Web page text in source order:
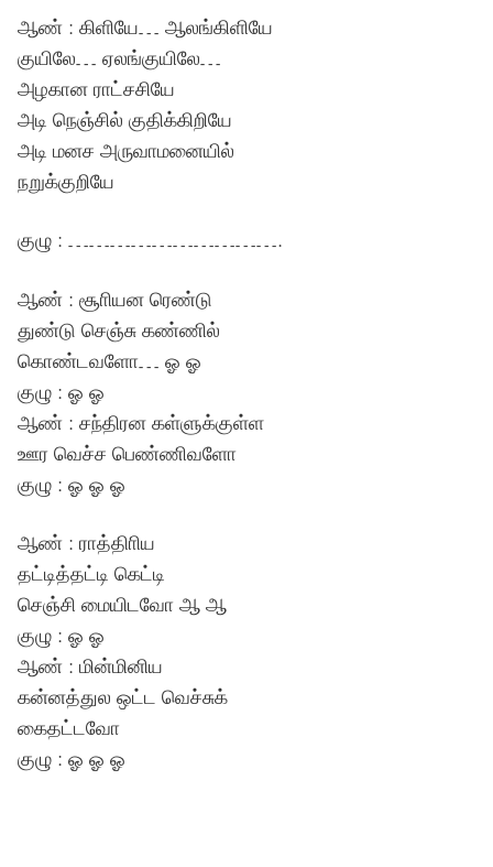
ஆண் : கிளியே… ஆலங்கிளியே
குயிலே… ஏலங்குயிலே…
அழகான ராட்சசியே
அடி நெஞ்சில் குதிக்கிறியே
அடி மனச அருவாமனையில்
நறுக்குறியே
குழு : ………………………….
ஆண் : சூாியன ரெண்டு
துண்டு செஞ்சு கண்ணில்
கொண்டவளோ… ஓ ஓ
குழு : ஓ ஓ
ஆண் : சந்திரன கள்ளுக்குள்ள
ஊர வெச்ச பெண்ணிவளோ
குழு : ஓ ஓ ஓ
ஆண் : ராத்திாிய
தட்டித்தட்டி கெட்டி
செஞ்சி மையிடவோ ஆ ஆ
குழு : ஓ ஓ
ஆண் : மின்மினிய
கன்னத்துல ஒட்ட வெச்சுக்
கைதட்டவோ
குழு : ஓ ஓ ஓ